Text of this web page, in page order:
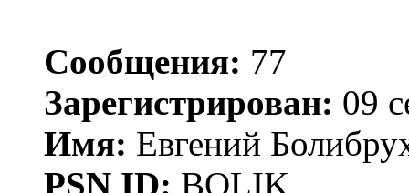
Сообщения: 77
Зарегистрирован: 09
Имя: Евгений
PSN ID: BOLIK